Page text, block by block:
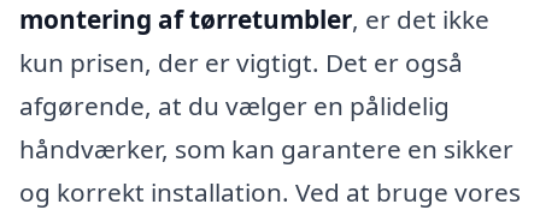
montering af tørretumbler, er det ikke
kun prisen, der er vigtigt. Det er også
afgørende, at du vælger en pålidelig
håndværker, som kan garantere en sikker
og korrekt installation. Ved at bruge vores